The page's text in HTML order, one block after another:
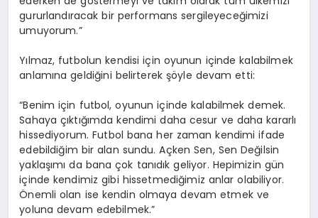
gururlandıracak bir performans sergileyeceğimizi
umuyorum.”
Yılmaz, futbolun kendisi için oyunun içinde kalabilmek
anlamına geldiğini belirterek şöyle devam etti:
“Benim için futbol, oyunun içinde kalabilmek demek.
Sahaya çıktığımda kendimi daha cesur ve daha kararlı
hissediyorum. Futbol bana her zaman kendimi ifade
edebildiğim bir alan sundu. Açken Sen, Sen Değilsin
yaklaşımı da bana çok tanıdık geliyor. Hepimizin gün
içinde kendimiz gibi hissetmediğimiz anlar olabiliyor.
Önemli olan ise kendin olmaya devam etmek ve
yoluna devam edebilmek.”